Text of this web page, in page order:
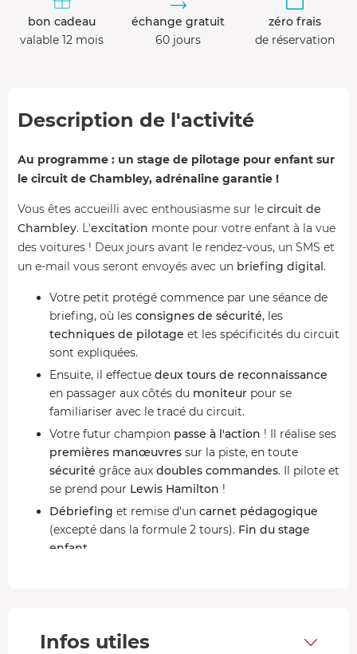
bon cadeau
valable 12 mois
échange gratuit
60 jours
zéro frais
de réservation
Description de l'activité
Au programme : un stage de pilotage pour enfant sur
le circuit de Chambley, adrénaline garantie !
Vous êtes accueilli avec enthousiasme sur le circuit de
Chambley. L'excitation monte pour votre enfant à la vue
des voitures ! Deux jours avant le rendez-vous, un SMS et
un e-mail vous seront envoyés avec un briefing digital.
Votre petit protégé commence par une séance de
briefing, où les consignes de sécurité, les
techniques de pilotage et les spécificités du circuit
sont expliquées.
Ensuite, il effectue deux tours de reconnaissance
en passager aux côtés du moniteur pour se
familiariser avec le tracé du circuit.
Votre futur champion passe à l'action ! Il réalise ses
premières manœuvres sur la piste, en toute
sécurité grâce aux doubles commandes. Il pilote et
se prend pour Lewis Hamilton !
Débriefing et remise d'un carnet pédagogique
(excepté dans la formule 2 tours). Fin du stage
enfant
Infos utiles